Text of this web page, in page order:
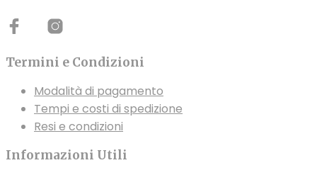
Termini e Condizioni
Modalità di pagamento
Tempi e costi di spedizione
Resi e condizioni
Informazioni Utili